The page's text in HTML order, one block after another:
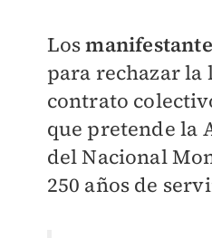
Los
para rechazar
contrato
que pretende la
del Nacional
250 años de